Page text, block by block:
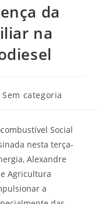
da
na
Sem categoria
Social
nesta terça-
Alexandre
Agricultura
a